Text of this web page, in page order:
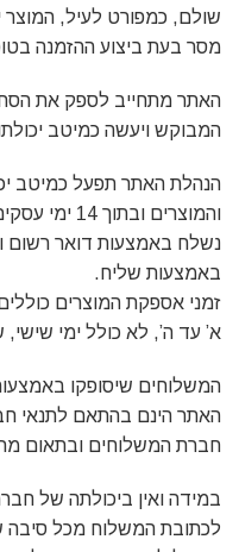
שולם, כמפורט לעיל, המוצר
מסר בעת ביצוע ההזמנה
האתר מתחייב לספק את
המבוקש ויעשה כמיטב
הנהלת האתר תפעל כמיטב
והמוצרים
באמצעות שליח.
זמני אספקת המוצרים
א’ עד ה’, לא כולל ימי
המשלוחים שיסופקו
האתר הינם בהתאם לתנאי
חברת המשלוחים ובתאום
במידה ואין ביכולתה של
לכתובת המשלוח מכל סיבה